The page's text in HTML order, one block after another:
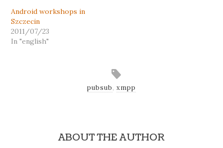
Android workshops in
Szczecin
2011/07/23
In "english"
pubsub, xmpp
ABOUT THE AUTHOR